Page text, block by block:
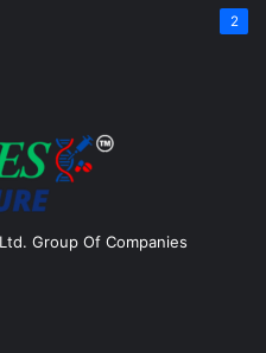
2
Group Of Companies